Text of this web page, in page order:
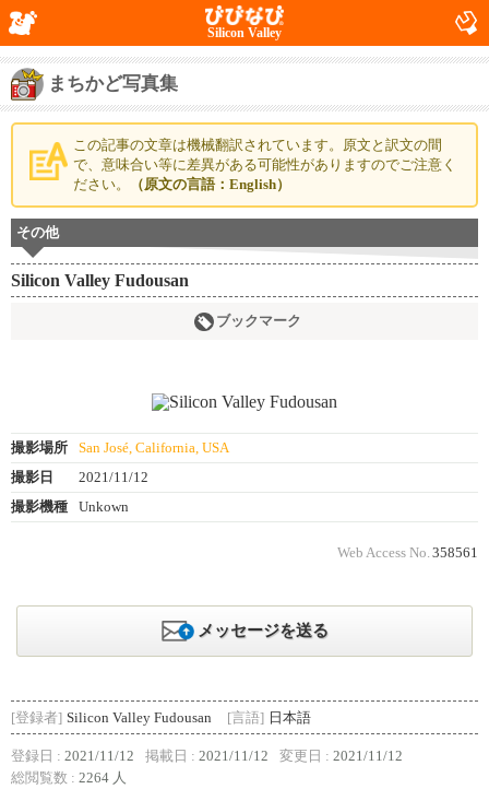
Silicon Valley
まちかど写真集
この記事の文章は機械翻訳されています。原文と訳文の間
で、意味合い等に差異がある可能性がありますのでご注意く
ださい。
（原文の言語：English）
その他
Silicon Valley Fudousan
ブックマーク
撮影場所
San José, California, USA
撮影日
2021/11/12
撮影機種
Unkown
Web Access No. 358561
メッセージを送る
[登録者] Silicon Valley Fudousan [言語] 日本語
登録日 : 2021/11/12 掲載日 : 2021/11/12 変更日 : 2021/11/12
総閲覧数 : 2264 人